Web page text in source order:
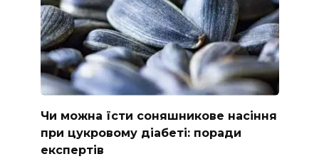
Чи можна їсти соняшникове насіння
при цукровому діабеті: поради
експертів